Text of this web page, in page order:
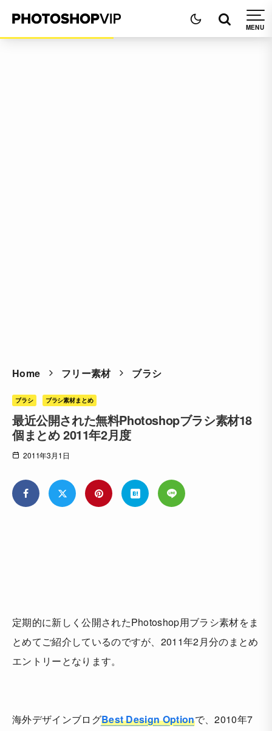
Home フリー素材 ブラシ
ブラシ ブラシ素材まとめ
最近公開された無料Photoshopブラシ素材18
個まとめ 2011年2月度
2011年3月1日
定期的に新しく公開されたPhotoshop用ブラシ素材をま
とめてご紹介しているのですが、2011年2月分のまとめ
エントリーとなります。
海外デザインブログBest Design Optionで、2010年7